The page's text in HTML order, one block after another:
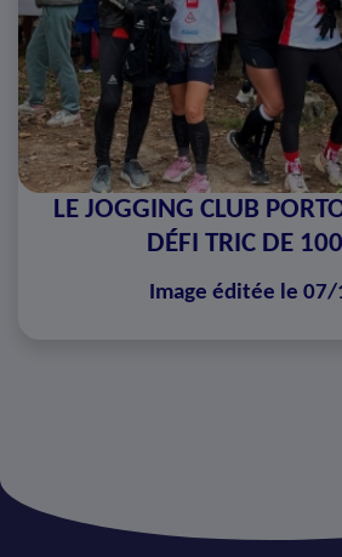
LE JOGGING CLUB
DÉFI TRIC DE
Image éditée le